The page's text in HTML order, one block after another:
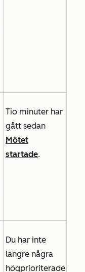
Tio minuter har
gått sedan
Mötet
startade.
Du har inte
längre några
högprioriterade